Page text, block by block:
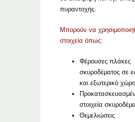
πυραντοχής.
Μπορούν να
στοιχεία όπως:
Φέρουσες πλάκες
σκυροδέματος σε
και εξωτερικό χώρο
στοιχεία
Θεμελιώσεις